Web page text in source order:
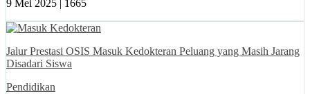
9 Mei 2025 | 1665
Jalur Prestasi OSIS Masuk Kedokteran Peluang yang Masih Jarang
Disadari Siswa
Pendidikan